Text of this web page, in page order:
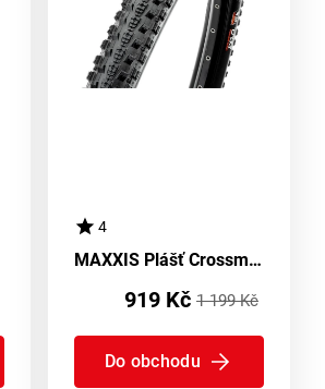
4
MAXXIS Plášť Crossmark II Kevlar EXO TR DC
919 Kč 1 199 Kč
Do obchodu